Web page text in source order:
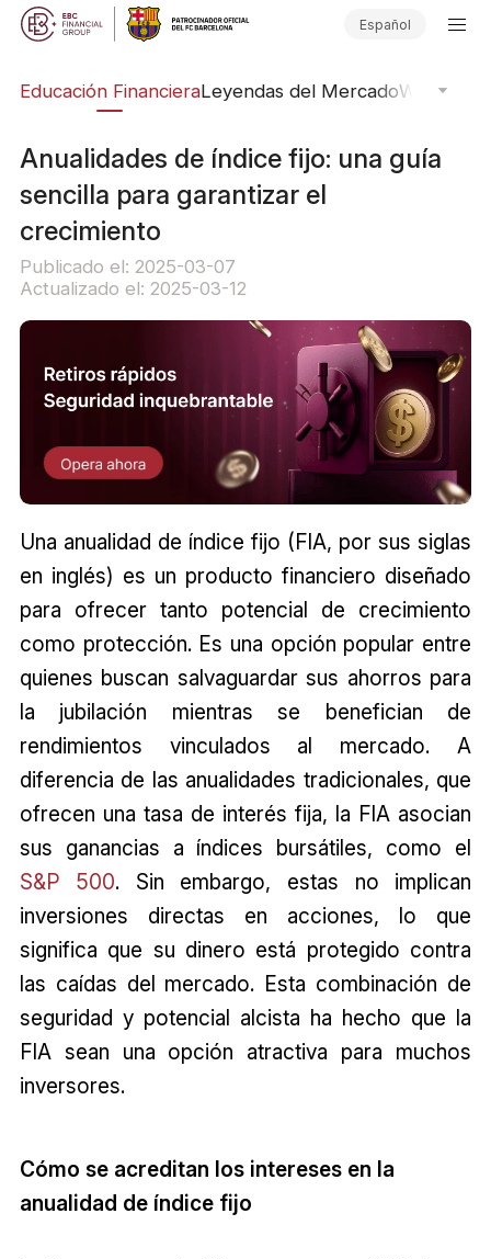
Español
Educación FinancieraLeyendas del MercadoWebinars
Anualidades de índice fijo: una guía
sencilla para garantizar el
crecimiento
Publicado el: 2025-03-07
Actualizado el: 2025-03-12
Una anualidad de índice fijo (FIA, por sus siglas
en inglés) es un producto financiero diseñado
para ofrecer tanto potencial de crecimiento
como protección. Es una opción popular entre
quienes buscan salvaguardar sus ahorros para
la jubilación mientras se benefician de
rendimientos vinculados al mercado. A
diferencia de las anualidades tradicionales, que
ofrecen una tasa de interés fija, la FIA asocian
sus ganancias a índices bursátiles, como el
S&P 500. Sin embargo, estas no implican
inversiones directas en acciones, lo que
significa que su dinero está protegido contra
las caídas del mercado. Esta combinación de
seguridad y potencial alcista ha hecho que la
FIA sean una opción atractiva para muchos
inversores.
Cómo se acreditan los intereses en la
anualidad de índice fijo